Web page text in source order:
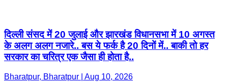
दिल्ली संसद में 20 जुलाई और झारखंड विधानसभा में 10 अगस्त
के अलग अलग नजारे.. बस ये फर्क है 20 दिनों में.. बाकी तो हर
सरकार का चरित्र एक जैसा ही होता है..
Bharatpur, Bharatpur | Aug 10, 2026